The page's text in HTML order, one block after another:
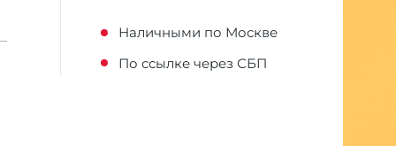
Наличными по Москве
По ссылке через СБП